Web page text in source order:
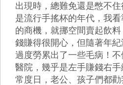
出現時，總難免還是憋不
是流行手搖杯的年代，我
的商機，就挪空間賣起飲料
錢賺得很開心，但隨著年
過度勞累出了一些毛病！
醫院，幾乎是左手賺錢右
常度日，老公、孩子們都